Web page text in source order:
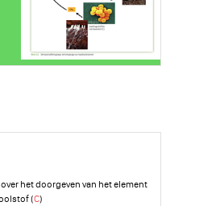
het doorgeven van het element
(C)